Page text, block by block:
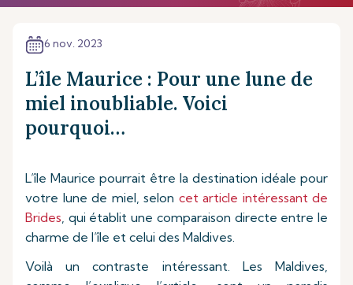
6 nov. 2023
L’île Maurice : Pour une lune de
miel inoubliable. Voici
pourquoi…
L’île Maurice pourrait être la destination idéale pour
votre lune de miel, selon cet article intéressant de
Brides, qui établit une comparaison directe entre le
charme de l’île et celui des Maldives.
Voilà un contraste intéressant. Les Maldives,